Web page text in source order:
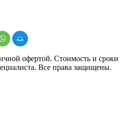
офертой. Стоимость и сроки
Все права защищены.